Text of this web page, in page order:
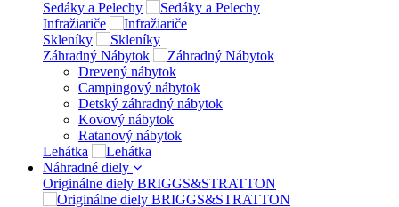
Sedáky a Pelechy
Infražiariče
Skleníky
Záhradný Nábytok
Drevený nábytok
Campingový nábytok
Detský záhradný nábytok
Kovový nábytok
Ratanový nábytok
Lehátka
Náhradné diely
Originálne diely BRIGGS&STRATTON